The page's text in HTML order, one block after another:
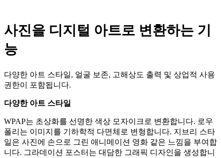
사진을 디지털 아트로 변환하는 기
능
다양한 아트 스타일, 얼굴 보존, 고해상도 출력 및 상업적 사용
권한이 포함됩니다.
다양한 아트 스타일
WPAP는 초상화를 선명한 색상 모자이크로 변환합니다. 로우
폴리는 이미지를 기하학적 다면체로 변형합니다. 지브리 스타
일은 사진에 손으로 그린 애니메이션 영화 같은 느낌을 부여합
니다. 그라데이션 포스터는 대담한 그래픽 디자인을 생성합니